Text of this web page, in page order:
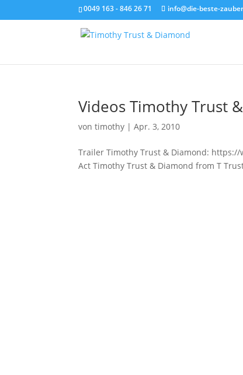
0049 163 - 846 26 71 info@die-beste-
Videos Timothy Trust
vontimothy |Apr. 3, 2010
Trailer Timothy Trust & Diamond:
Act Timothy Trust & Diamond from T